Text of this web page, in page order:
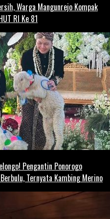
Warga Mangunrejo Kompak
RI Ke 81
Pengantin Ponorogo
Ternyata Kambing Merino